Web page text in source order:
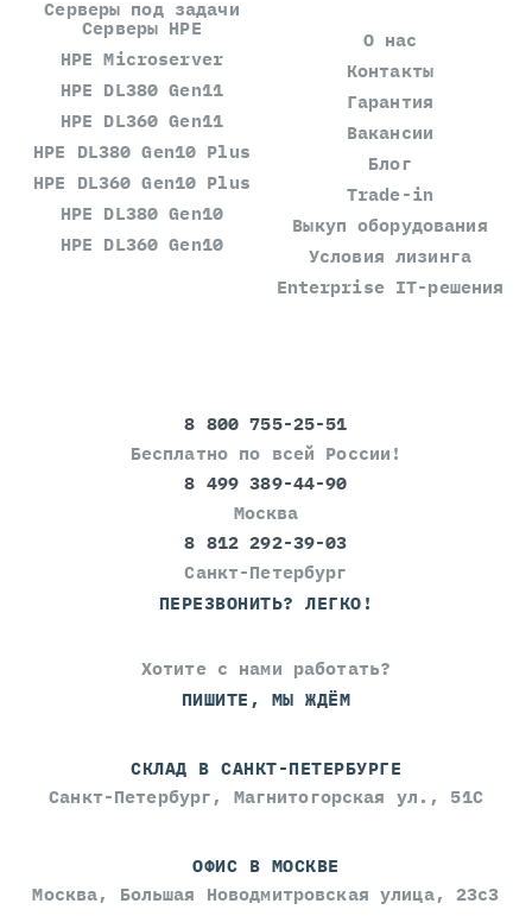
Серверы под задачи
Серверы HPE
HPE Microserver
HPE DL380 Gen11
HPE DL360 Gen11
HPE DL380 Gen10 Plus
HPE DL360 Gen10 Plus
HPE DL380 Gen10
HPE DL360 Gen10
О нас
Контакты
Гарантия
Вакансии
Блог
Trade-in
Выкуп оборудования
Условия лизинга
Enterprise IT-решения
8 800 755-25-51
Бесплатно по всей России!
8 499 389-44-90
Москва
8 812 292-39-03
Санкт-Петербург
ПЕРЕЗВОНИТЬ? ЛЕГКО!
Хотите с нами работать?
ПИШИТЕ, МЫ ЖДЁМ
СКЛАД В САНКТ-ПЕТЕРБУРГЕ
Санкт-Петербург, Магнитогорская ул., 51С
ОФИС В МОСКВЕ
Москва, Большая Новодмитровская улица, 23с3